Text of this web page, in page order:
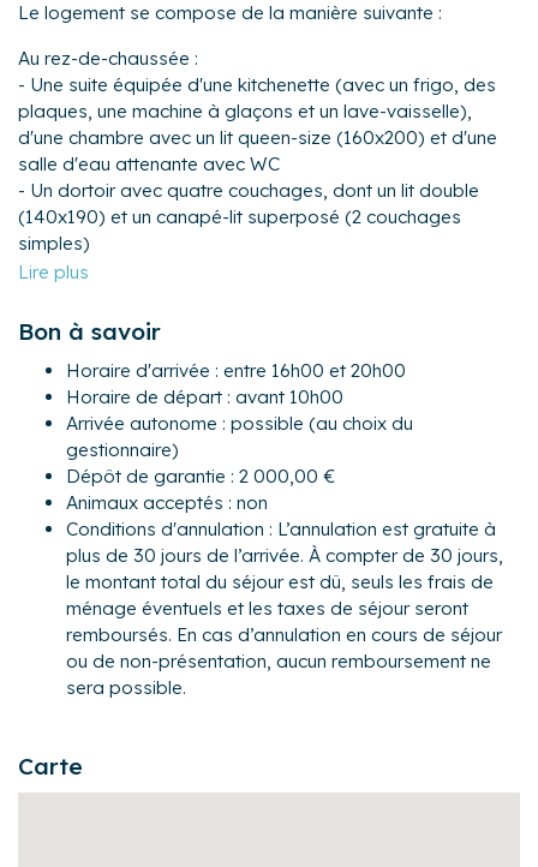
Le logement se compose de la manière suivante :
Au rez-de-chaussée :
- Une suite équipée d'une kitchenette (avec un frigo, des
plaques, une machine à glaçons et un lave-vaisselle),
d'une chambre avec un lit queen-size (160x200) et d'une
salle d'eau attenante avec WC
- Un dortoir avec quatre couchages, dont un lit double
(140x190) et un canapé-lit superposé (2 couchages
simples)
Au 1er étage :
espace repas
- Une cuisine équipée avec notamment : deux frigos et
congélateurs avec compartiment vin, bouilloire électrique,
four, four à micro-ondes, grille-pain, lave-vaisselle,
plaques de cuisson
- Chambre 1 : avec un lit queen-size (160×200) et sa salle
d'eau attenante (avec douche et WC)
- Chambre 2 : avec deux lits jumeaux formant un queen-
size (160×200) et sa salle d'eau attenante (avec douche)
- Chambre 3 : avec deux lits jumeaux formant un lit queen-
size (160×200) et sa salle d'eau attenante (avec douche
et WC)
- Chambre 4 : chambre parentale avec un lit queen-size
(160×200), sa salle d'eau attenante (avec douche et WC)
- Un WC séparé
Pour encore plus de confort, les propriétaires ont décidé
suivants : barbecue, lave-linge, sèche-linge, table et fer à
Bon à savoir
Horaire d'arrivée : entre 16h00 et 20h00
Horaire de départ : avant 10h00
Arrivée autonome : possible (au choix du
gestionnaire)
Dépôt de garantie : 2 000,00 €
Animaux acceptés : non
Conditions d'annulation : L’annulation est gratuite à
plus de 30 jours de l’arrivée. À compter de 30 jours,
le montant total du séjour est dû, seuls les frais de
ménage éventuels et les taxes de séjour seront
remboursés. En cas d’annulation en cours de séjour
ou de non-présentation, aucun remboursement ne
sera possible.
Carte